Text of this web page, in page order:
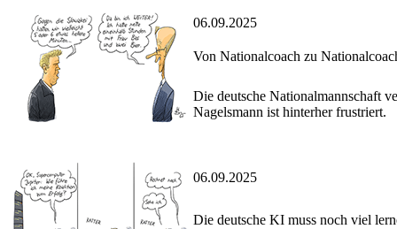
06.09.2025
Von Nationalcoach zu
Die deutsche Nationalmannschaft
Nagelsmann ist hinterher frustriert.
06.09.2025
Die deutsche KI muss noch viel